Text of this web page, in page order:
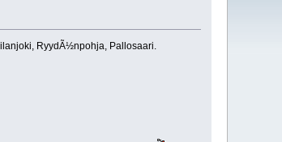
RyydÃ½npohja, Pallosaari.